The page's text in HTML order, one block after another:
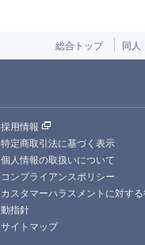
総合トップ 同人
採用情報
特定商取引法に基づく表示
個人情報の取扱いについて
コンプライアンスポリシー
カスタマーハラスメントに対す
動指針
サイトマップ